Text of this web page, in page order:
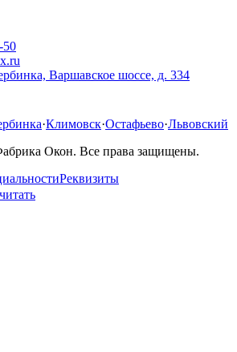
50
Варшавское шоссе, д. 334
·Климовск·Остафьево·Львовский
Окон. Все права защищены.
Реквизиты